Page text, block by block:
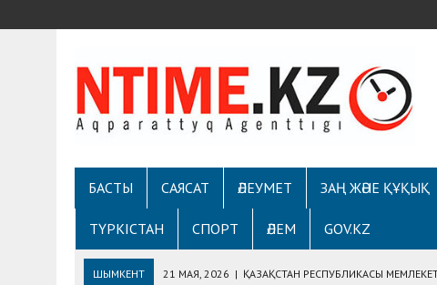
БАСТЫ САЯСАТ ӘЛЕУМЕТ ЗАҢ ЖӘНЕ ҚҰҚЫҚ
ТҮРКІСТАН СПОРТ ӘЛЕМ GOV.KZ
ШЫМКЕНТ 21 МАЯ, 2026 | ҚАЗАҚСТАН РЕСПУБЛИКАСЫ